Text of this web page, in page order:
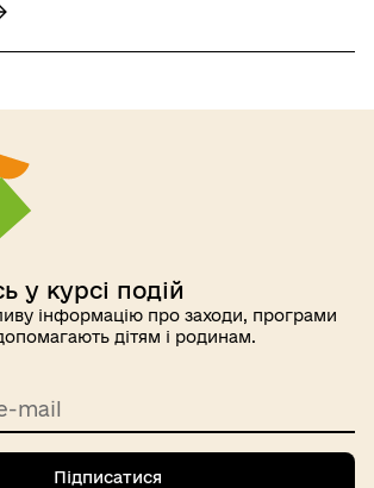
— основа ефективного захисту
у курсі подій
інформацію про заходи, програми
дітям і родинам.
mail
Підписатися